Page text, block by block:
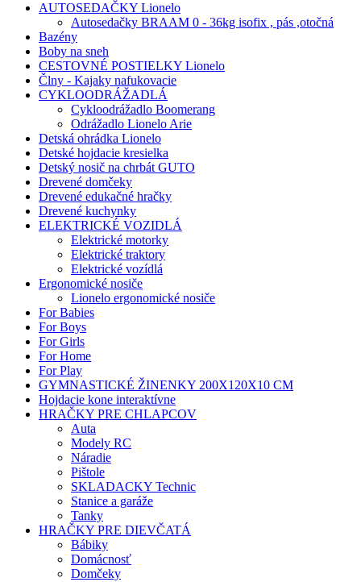
AUTOSEDAČKY Lionelo
Autosedačky BRAAM 0 - 36kg isofix , pás ,otočná
Bazény
Boby na sneh
CESTOVNÉ POSTIELKY Lionelo
Člny - Kajaky nafukovacie
CYKLOODRÁŽADLÁ
Cykloodrážadlo Boomerang
Odrážadlo Lionelo Arie
Detská ohrádka Lionelo
Detské hojdacie kresielka
Detský nosič na chrbát GUTO
Drevené domčeky
Drevené edukačné hračky
Drevené kuchynky
ELEKTRICKÉ VOZIDLÁ
Elektrické motorky
Elektrické traktory
Elektrické vozídlá
Ergonomické nosiče
Lionelo ergonomické nosiče
For Babies
For Boys
For Girls
For Home
For Play
GYMNASTICKÉ ŽINENKY 200X120X10 CM
Hojdacie kone interaktívne
HRAČKY PRE CHLAPCOV
Auta
Modely RC
Náradie
Pištole
SKLADACKY Technic
Stanice a garáže
Tanky
HRAČKY PRE DIEVČATÁ
Bábiky
Domácnosť
Domčeky